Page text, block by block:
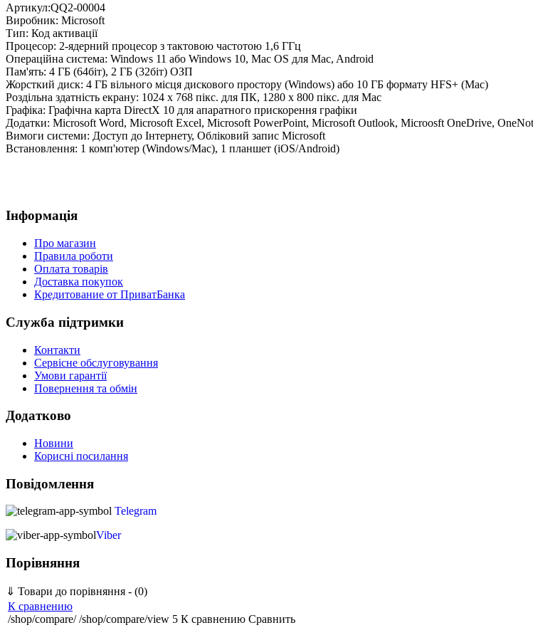
Артикул:QQ2-00004
Виробник: Microsoft
Тип: Код активації
Процесор: 2-ядерний процесор з тактовою частотою 1,6 ГГц
Операційна система: Windows 11 або Windows 10, Mac OS для Mac, Android
Пам'ять: 4 ГБ (64біт), 2 ГБ (32біт) ОЗП
Жорсткий диск: 4 ГБ вільного місця дискового простору (Windows) або 10 ГБ формату HFS+ (Mac)
Роздільна здатність екрану: 1024 х 768 пікс. для ПК, 1280 х 800 пікс. для Mac
Графіка: Графічна карта DirectX 10 для апаратного прискорення графіки
Додатки: Microsoft Word, Microsoft Excel, Microsoft PowerPoint, Microsoft Outlook, Microosft OneDrive,
Вимоги системи: Доступ до Інтернету, Обліковий запис Microsoft
Встановлення: 1 комп'ютер (Windows/Mac), 1 планшет (iOS/Android)
Інформація
Про магазин
Правила роботи
Оплата товарів
Доставка покупок
Кредитование от ПриватБанка
Служба підтримки
Контакти
Сервісне обслуговування
Умови гарантії
Повернення та обмін
Додатково
Новини
Корисні посилання
Повідомлення
Telegram
Viber
Порівняння
⇓ Товари до порівняння - (0)
К сравнению
/shop/compare/ /shop/compare/view 5 К сравнению Сравнить